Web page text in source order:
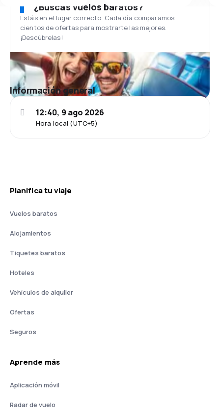
¿Buscas vuelos baratos?
Estás en el lugar correcto. Cada día comparamos
cientos de ofertas para mostrarte las mejores.
¡Descúbrelas!
Información general
Hora local (UTC+5)
12:40, 9 ago 2026
Planifica tu viaje
Vuelos baratos
Alojamientos
Tiquetes baratos
Hoteles
Vehículos de alquiler
Ofertas
Seguros
Aprende más
Aplicación móvil
Radar de vuelo